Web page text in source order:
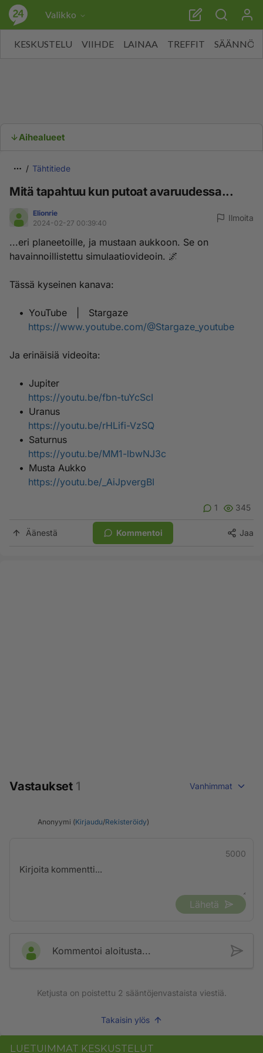
Valikko
KESKUSTELU VIIHDE LAINAA TREFFIT SÄÄNNÖT
Aihealueet
Tähtitiede
Mitä tapahtuu kun putoat avaruudessa...
Elionrie
2024-02-27 00:39:40
Ilmoita
...eri planeetoille, ja mustaan aukkoon. Se on
havainnoillistettu simulaatiovideoin. 🌌
Tässä kyseinen kanava:
• YouTube | Stargaze
https://www.youtube.com/@Stargaze_youtube
Ja erinäisiä videoita:
• Jupiter
https://youtu.be/fbn-tuYcScI
• Uranus
https://youtu.be/rHLifi-VzSQ
• Saturnus
https://youtu.be/MM1-lbwNJ3c
• Musta Aukko
https://youtu.be/_AiJpvergBI
1 345
Äänestä Kommentoi Jaa
Vastaukset 1 Vanhimmat
Anonyymi (Kirjaudu/Rekisteröidy)
5000
Lähetä
Kommentoi aloitusta...
Ketjusta on poistettu 2 sääntöjenvastaista viestiä.
Takaisin ylös
LUETUIMMAT KESKUSTELUT